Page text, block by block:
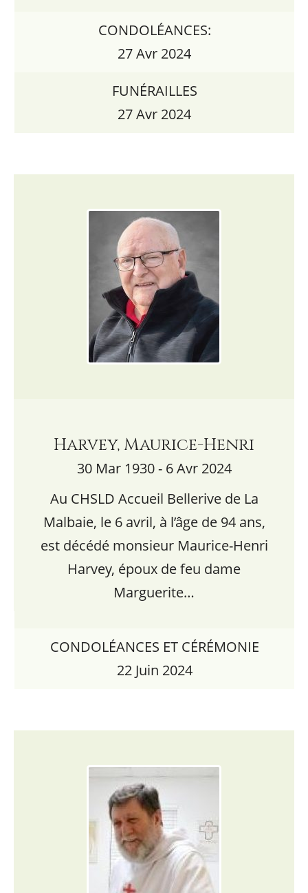
CONDOLÉANCES:
27 Avr 2024
FUNÉRAILLES
27 Avr 2024
Harvey, Maurice-Henri
30 Mar 1930 - 6 Avr 2024
Au CHSLD Accueil Bellerive de La
Malbaie, le 6 avril, à l’âge de 94 ans,
est décédé monsieur Maurice-Henri
Harvey, époux de feu dame
Marguerite…
CONDOLÉANCES ET CÉRÉMONIE
22 Juin 2024